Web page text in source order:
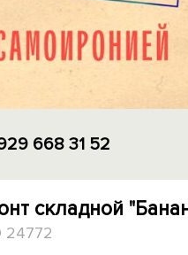
668 31 52
складной
24772